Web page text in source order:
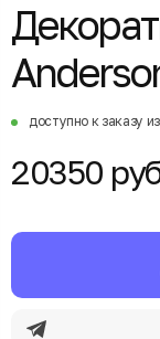
доступно к заказу
20350